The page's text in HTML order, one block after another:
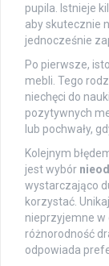
pupila. Istnieje
aby skutecznie
jednocześnie
Po pierwsze,
mebli. Tego
niechęci do
pozytywnych
lub pochwały,
Kolejnym
jest wybór
wystarczająco
korzystać.
nieprzyjemne w
różnorodność
odpowiada